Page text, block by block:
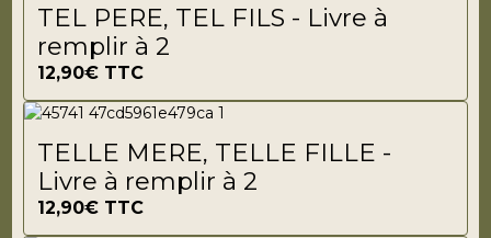
TEL PERE, TEL FILS - Livre à
remplir à 2
12,90€ TTC
TELLE MERE, TELLE FILLE -
Livre à remplir à 2
12,90€ TTC